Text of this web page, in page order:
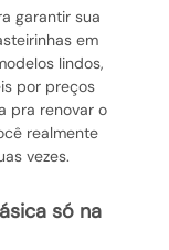
garantir sua
em
lindos,
por preços
pra renovar o
realmente
vezes.